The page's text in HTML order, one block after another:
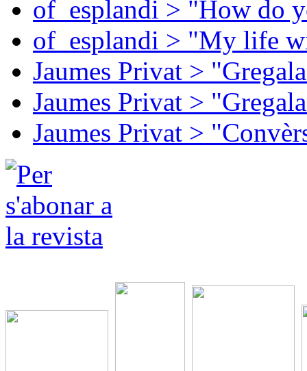
of_esplandi > "How do
of_esplandi > "My life
Jaumes Privat >
Jaumes Privat >
Jaumes Privat >